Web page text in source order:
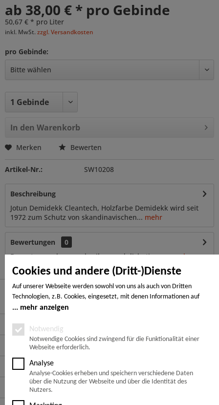
Cookies und andere (Dritt-)Dienste
Auf unserer Webseite werden sowohl von uns als auch von Dritten
Technologien, z.B. Cookies, eingesetzt, mit denen Informationen auf
Ihrem Endgerät gespeichert und/oder von Ihrem Endgerät abgerufen
Notwendige Cookies, Analyse-, Marketing- und Statistik-Cookies. Bei den
notwendigen Cookies handelt es sich um solche, die technisch notwendig
sind, um den von Ihnen gewünschten Dienst bereitzustellen, die übrigen
Cookies werden nur auf Grund einer von Ihnen erteilten Einwilligung
gesetzt. Die Einwilligung ist freiwillig. Personen, die das 16. Lebensjahr
noch nicht vollendet haben, benötigen die Zustimmung der
Sorgeberechtigten. Sie können Ihre Entscheidung jederzeit mit Wirkung
für die Zukunft widerrufen. Rufen Sie dazu lediglich den Cookie-Banner
mehr anzeigen
Notwendig
Notwendige Cookies sind zwingend für die Funktionalität einer
Webseite erforderlich.
Analyse
Analyse-Cookies erheben und speichern verschiedene Daten
über die Nutzung der Webseite und über die Identität des
Nutzers.
ab 38,00 € * pro Gebinde
50,67 € * pro Liter
inkl. MwSt. zzgl. Versandkosten
pro Gebinde:
In den Warenkorb
Merken Bewerten
Artikel-Nr.: SW10208
Beschreibung
Jotun Demidekk Cleantech, Holzfarbe Demidekk wird seit
1972 zum Schutz von skandinavischen... mehr
Bewertungen
0
Bewertungen lesen, schreiben und diskutieren...mehr
Hier finden Sie uns
Service Hotline
Service
Informationen
Zahlungsarten